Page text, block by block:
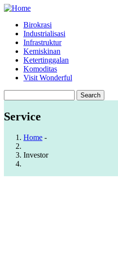
Skip
main
content
Main
navigation
Birokrasi
Industrialisasi
Infrastruktur
Kemiskinan
Ketertinggalan
Komoditas
Visit Wonderful
Service
Breadcrumb
Home -
Investor